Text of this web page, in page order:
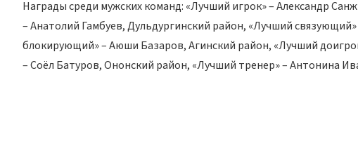
Награды среди мужских команд: «Лучший игрок» – Александр
– Анатолий Гамбуев, Дульдургинский район, «Лучший
блокирующий» – Аюши Базаров, Агинский район, «Лучший
– Соёл Батуров, Ононский район, «Лучший тренер» – Антонина